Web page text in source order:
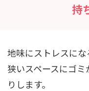
持
地味にストレスにな
狭いスペースにゴ
りします。